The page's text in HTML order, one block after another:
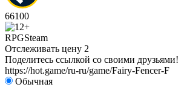
66100
RPGSteam
Отслеживать цену 2
Поделитесь ссылкой со своими друзьями!
https://hot.game/ru-ru/game/Fairy-Fencer-F
Обычная